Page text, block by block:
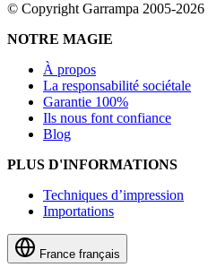
© Copyright Garrampa 2005-2026
NOTRE MAGIE
À propos
La responsabilité sociétale
Garantie 100%
Ils nous font confiance
Blog
PLUS D'INFORMATIONS
Techniques d’impression
Importations
France français